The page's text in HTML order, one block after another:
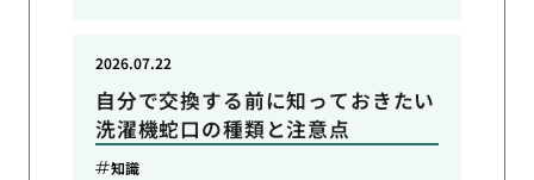
自分で交換する前に知っておきたい
洗濯機蛇口の種類と注意点
2026.07.22
知識